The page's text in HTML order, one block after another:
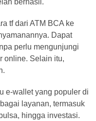
tf dari ATM BCA ke
Dapat
perlu mengunjungi
online. Selain itu,
e-wallet yang populer di
layanan, termasuk
hingga investasi.